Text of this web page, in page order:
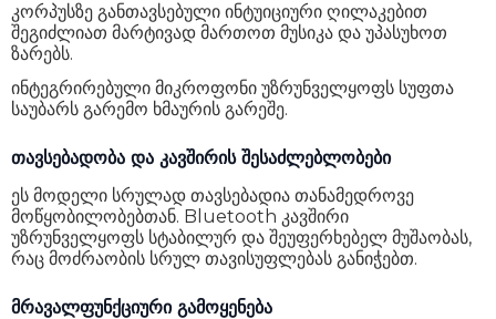
კორპუსზე განთავსებული ინტუიციური ღილაკებით
შეგიძლიათ მარტივად მართოთ მუსიკა და უპასუხოთ
ზარებს.
ინტეგრირებული მიკროფონი უზრუნველყოფს სუფთა
საუბარს გარემო ხმაურის გარეშე.
თავსებადობა და კავშირის შესაძლებლობები
ეს მოდელი სრულად თავსებადია თანამედროვე
მოწყობილობებთან. Bluetooth კავშირი
უზრუნველყოფს სტაბილურ და შეუფერხებელ მუშაობას,
რაც მოძრაობის სრულ თავისუფლებას განიჭებთ.
მრავალფუნქციური გამოყენება